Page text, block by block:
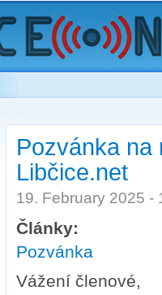
Pozvánka na
Libčice.net
19. February 2025
Články:
Pozvánka
Vážení členové,